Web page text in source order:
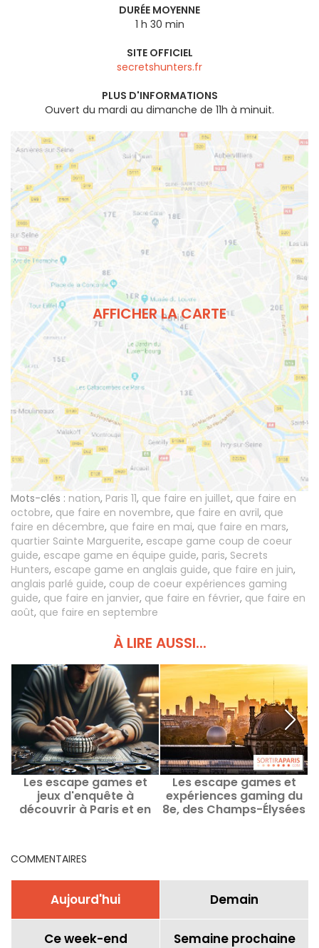
DURÉE MOYENNE
1 h 30 min
SITE OFFICIEL
secretshunters.fr
PLUS D'INFORMATIONS
Ouvert du mardi au dimanche de 11h à minuit.
AFFICHER LA CARTE
Mots-clés : nation, Paris 11, que faire en juillet, que faire en
octobre, que faire en novembre, que faire en avril, que
faire en décembre, que faire en mai, que faire en mars,
quartier Sainte Marguerite, escape game coup de coeur
guide, escape game en équipe guide, paris, Secrets
Hunters, escape game en anglais guide, que faire en juin,
anglais parlé guide, coup de coeur expériences gaming
guide, que faire en janvier, que faire en février, que faire en
août, que faire en septembre
À LIRE AUSSI...
Les escape games et
jeux d'enquête à
découvrir à Paris et en
Les escape games et
expériences gaming du
8e, des Champs-Élysées
COMMENTAIRES
Aujourd'hui Demain
Ce week-end Semaine prochaine